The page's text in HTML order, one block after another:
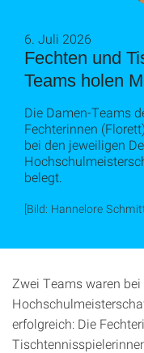
Fechten und
Teams holen
6. Juli 2026
Die Damen-Teams
Fechterinnen
bei den jeweiligen
belegt.
[Bild: Hannelore
Zwei Teams waren
erfolgreich: Die